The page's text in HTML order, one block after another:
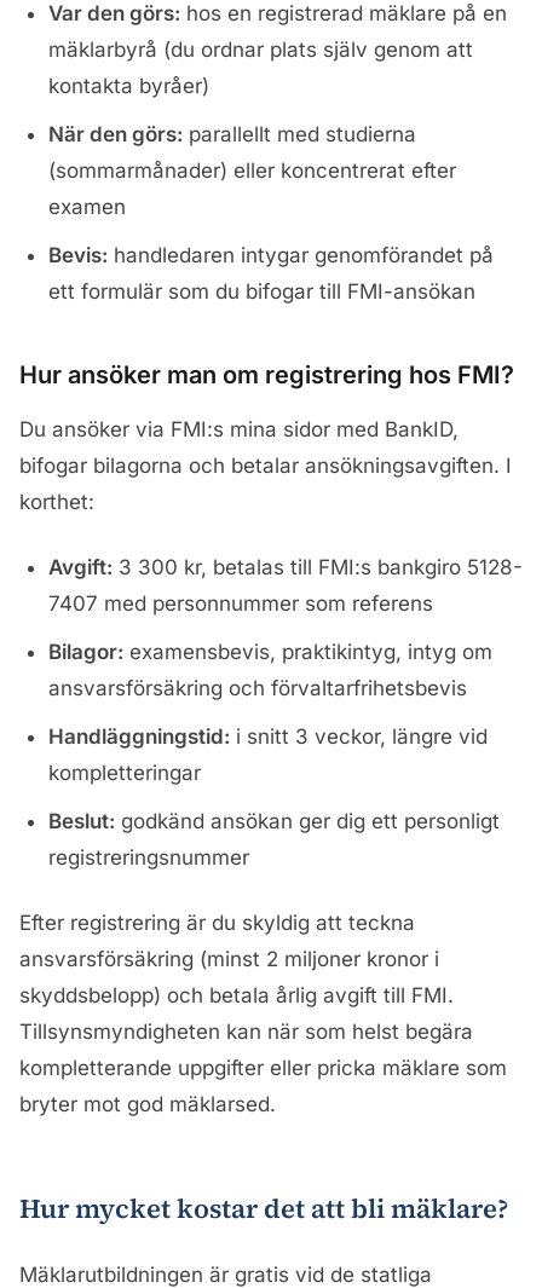
Var den görs: hos en registrerad mäklare på en
mäklarbyrå (du ordnar plats själv genom att
kontakta byråer)
När den görs: parallellt med studierna
(sommarmånader) eller koncentrerat efter
examen
Bevis: handledaren intygar genomförandet på
ett formulär som du bifogar till FMI-ansökan
Hur ansöker man om registrering hos FMI?
Du ansöker via FMI:s mina sidor med BankID,
bifogar bilagorna och betalar ansökningsavgiften. I
korthet:
Avgift: 3 300 kr, betalas till FMI:s bankgiro 5128-
7407 med personnummer som referens
Bilagor: examensbevis, praktikintyg, intyg om
ansvarsförsäkring och förvaltarfrihetsbevis
Handläggningstid: i snitt 3 veckor, längre vid
kompletteringar
Beslut: godkänd ansökan ger dig ett personligt
registreringsnummer
Efter registrering är du skyldig att teckna
ansvarsförsäkring (minst 2 miljoner kronor i
skyddsbelopp) och betala årlig avgift till FMI.
Tillsynsmyndigheten kan när som helst begära
kompletterande uppgifter eller pricka mäklare som
bryter mot god mäklarsed.
Hur mycket kostar det att bli mäklare?
Mäklarutbildningen är gratis vid de statliga